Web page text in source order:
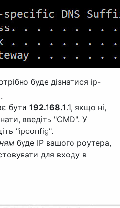
буде дізнатися ip-
бути 192.168.1.1, якщо ні,
введіть "CMD". У
"ipconfig".
буде IP вашого роутера,
для входу в